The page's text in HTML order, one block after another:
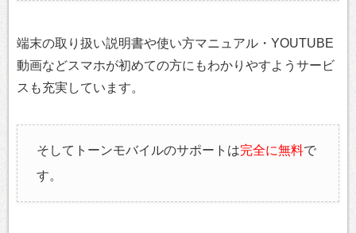
端末の取り扱い説明書や使い方マニュアル・YOUTUBE
動画などスマホが初めての方にもわかりやすようサービ
スも充実しています。
そしてトーンモバイルのサポートは完全に無料で
す。